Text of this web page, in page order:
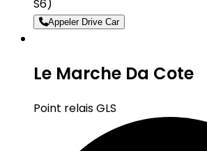
S6)
Appeler Drive Car
Le Marche Da Cote
Point relais GLS